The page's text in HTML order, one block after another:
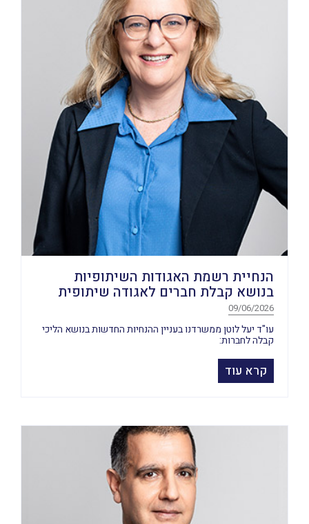
הנחיית רשמת האגודות השיתופיות
בנושא קבלת חברים לאגודה שיתופית
09/06/2026
עו"ד יעל לוטן ממשרדנו בעניין ההנחיות החדשות בנושא הליכי
קבלה לחברות:
קרא עוד